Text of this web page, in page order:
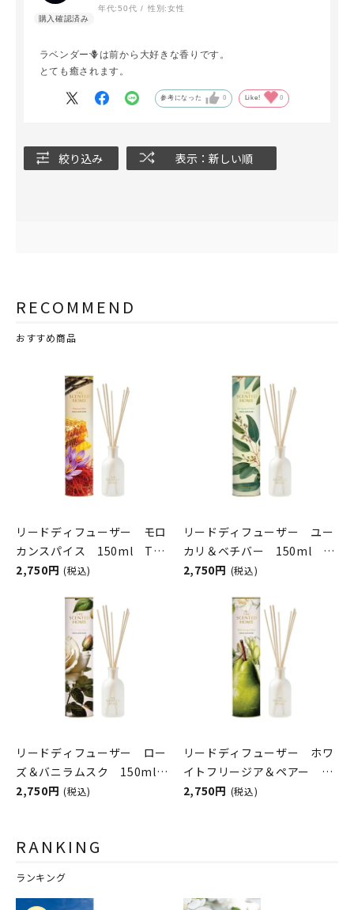
年代:50代 性別:女性
ラベンダー🪻は前から大好きな香りです。
とても癒されます。
参考になった 0 Like! 0
絞り込み 表示：新しい順
RECOMMEND
おすすめ商品
リードディフューザー モロ
カンスパイス 150ml The
Scented Home by Ashleigh
2,750円 (税込)
リードディフューザー ユー
カリ＆ベチバー 150ml
The Scented Home
2,750円 (税込)
リードディフューザー ロー
ズ＆バニラムスク 150ml
The Scented Home by
2,750円 (税込)
リードディフューザー ホワ
イトフリージア＆ペアー
150ml The Scented
2,750円 (税込)
RANKING
ランキング